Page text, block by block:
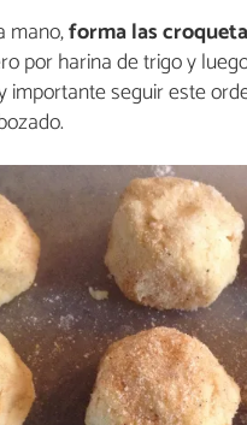
mano,forma las
por harina de trigo y
importante seguir este